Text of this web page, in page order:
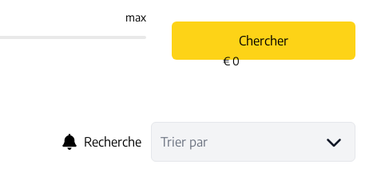
max
Chercher
Recherche Trier par